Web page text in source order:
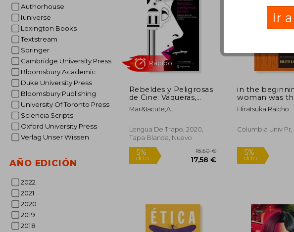
Authorhouse
Iuniverse
Lexington Books
Textstream
Springer
Cambridge University Press
Bloomsbury Academic
Duke University Press
Bloomsbury Publishing
University Of Toronto Press
Sciencia Scripts
Oxford University Press
Verlag Unser Wissen
AÑO EDICIÓN
2022
2021
2020
2019
2018
5%
dcto. 20,90 € dcto.
Rebeldes y Peligrosas
de Cine: Vaqueras,
Guerreras, Vengadoras,
Femme Fatales y
Mar&Iacute;A
Lengua De Trapo, 2020,
Tapa Blanda, Nuevo
in the
woman was
sun,the
of a japanese
Hiratsuka Raicho
Columbia Univ Pr,
Ir